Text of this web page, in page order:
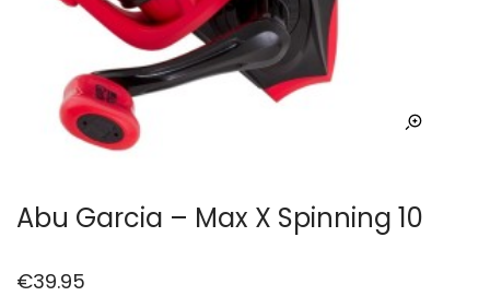
Abu Garcia – Max X Spinning 10
€39.95